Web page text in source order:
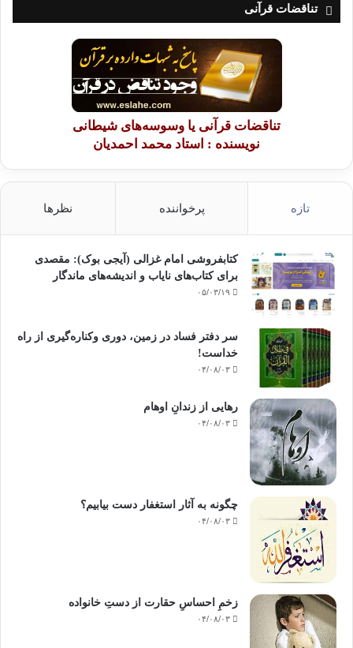
تناقضات قرآنی
تناقضات قرآنی یا وسوسه‌های شیطانی
نویسنده : استاد محمد احمدیان
تازه پرخواننده نظرها
کتابفروشی امام غزالی (آیجی بوک): مقصدی
برای کتاب‌های نایاب و اندیشه‌های ماندگار
۰۵/۰۳/۱۹
سر دفتر فساد در زمین‌، دوری وکناره‌گیری از راه
خداست‌!
۰۴/۰۸/۰۳
رهایی از زندانِ اوهام
۰۴/۰۸/۰۳
چگونه به آثار استغفار دست بیابیم؟
۰۴/۰۸/۰۳
زخمِ احساسِ حقارت از دستِ خانواده
۰۴/۰۸/۰۳